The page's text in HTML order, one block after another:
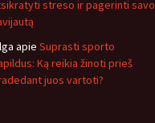
streso ir pagerinti savo
apie Suprasti sporto
Ką reikia žinoti prieš
juos vartoti?